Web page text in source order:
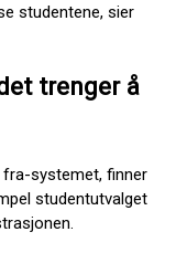
studentene, sier
trenger å
fra-systemet, finner
studentutvalget